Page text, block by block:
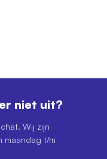
niet uit?
Wij zijn
maandag t/m